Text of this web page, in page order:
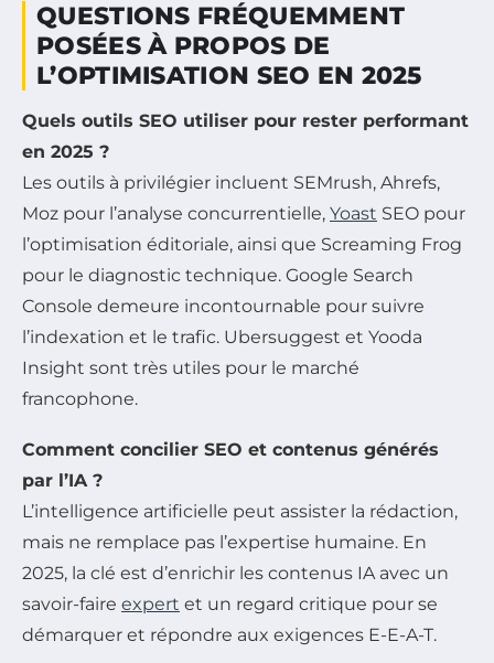
QUESTIONS FRÉQUEMMENT
POSÉES À PROPOS DE
L’OPTIMISATION SEO EN 2025
Quels outils SEO utiliser pour rester performant
en 2025 ?
Les outils à privilégier incluent SEMrush, Ahrefs,
Moz pour l’analyse concurrentielle, Yoast SEO pour
l’optimisation éditoriale, ainsi que Screaming Frog
pour le diagnostic technique. Google Search
Console demeure incontournable pour suivre
l’indexation et le trafic. Ubersuggest et Yooda
Insight sont très utiles pour le marché
francophone.
Comment concilier SEO et contenus générés
par l’IA ?
L’intelligence artificielle peut assister la rédaction,
mais ne remplace pas l’expertise humaine. En
2025, la clé est d’enrichir les contenus IA avec un
savoir-faire expert et un regard critique pour se
démarquer et répondre aux exigences E-E-A-T.